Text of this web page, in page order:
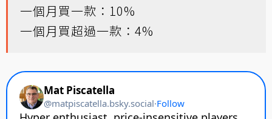
一個月買一款：10%
一個月買超過一款：4%